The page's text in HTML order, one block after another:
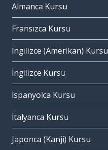
Almanca Kursu
Fransızca Kursu
İngilizce (Amerikan) Kursu
İngilizce Kursu
İspanyolca Kursu
İtalyanca Kursu
Japonca (Kanji) Kursu